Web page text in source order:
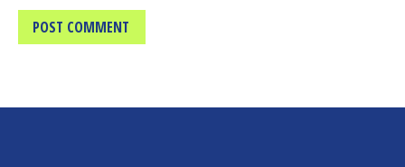
POST COMMENT